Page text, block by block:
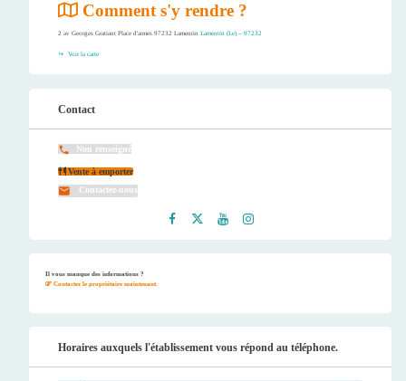
Comment s'y rendre ?
2 av Georges Gratiant Place d'armes 97232 Lamentin Lamentin (Le) – 97232
Voir la carte
Contact
Non renseigné
Vente à emporter
Contactez-nous
Il vous manque des informations ?
Contactez le propriétaire maintenant.
Horaires auxquels l'établissement vous répond au téléphone.